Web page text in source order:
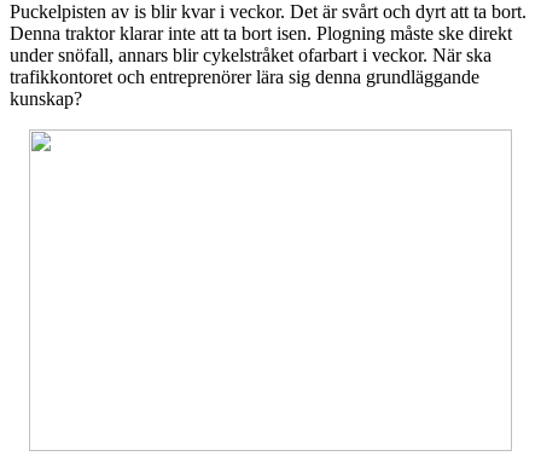
Puckelpisten av is blir kvar i veckor. Det är svårt och dyrt att ta bort.
Denna traktor klarar inte att ta bort isen. Plogning måste ske direkt
under snöfall, annars blir cykelstråket ofarbart i veckor. När ska
trafikkontoret och entreprenörer lära sig denna grundläggande
kunskap?